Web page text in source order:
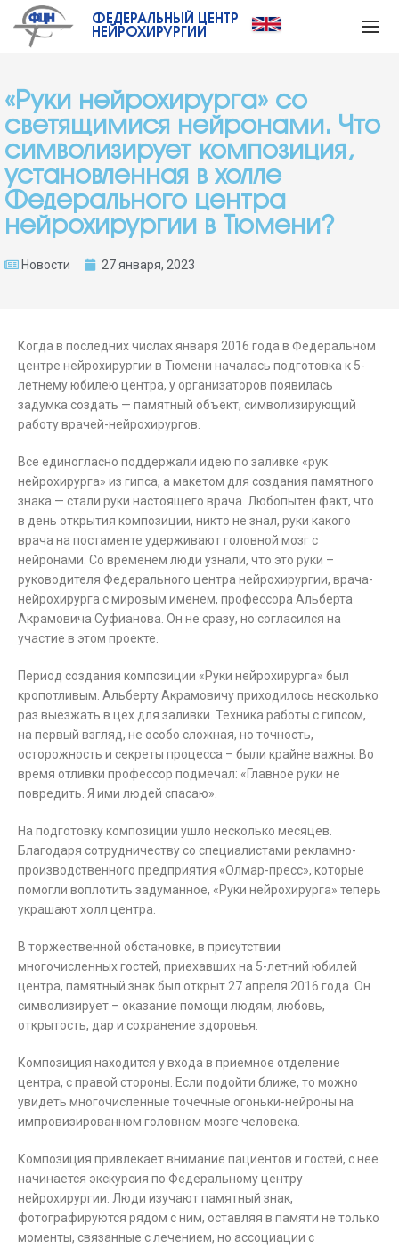
ФЕДЕРАЛЬНЫЙ ЦЕНТР
НЕЙРОХИРУРГИИ
«Руки нейрохирурга» со
светящимися нейронами. Что
символизирует композиция,
установленная в холле
Федерального центра
нейрохирургии в Тюмени?
Новости 27 января, 2023
Когда в последних числах января 2016 года в Федеральном
центре нейрохирургии в Тюмени началась подготовка к 5-
летнему юбилею центра, у организаторов появилась
задумка создать — памятный объект, символизирующий
работу врачей-нейрохирургов.
Все единогласно поддержали идею по заливке «рук
нейрохирурга» из гипса, а макетом для создания памятного
знака — стали руки настоящего врача. Любопытен факт, что
в день открытия композиции, никто не знал, руки какого
врача на постаменте удерживают головной мозг с
нейронами. Со временем люди узнали, что это руки –
руководителя Федерального центра нейрохирургии, врача-
нейрохирурга с мировым именем, профессора Альберта
Акрамовича Суфианова. Он не сразу, но согласился на
участие в этом проекте.
Период создания композиции «Руки нейрохирурга» был
кропотливым. Альберту Акрамовичу приходилось несколько
раз выезжать в цех для заливки. Техника работы с гипсом,
на первый взгляд, не особо сложная, но точность,
осторожность и секреты процесса – были крайне важны. Во
время отливки профессор подмечал: «Главное руки не
повредить. Я ими людей спасаю».
На подготовку композиции ушло несколько месяцев.
Благодаря сотрудничеству со специалистами рекламно-
производственного предприятия «Олмар-пресс», которые
помогли воплотить задуманное, «Руки нейрохирурга» теперь
украшают холл центра.
В торжественной обстановке, в присутствии
многочисленных гостей, приехавших на 5-летний юбилей
центра, памятный знак был открыт 27 апреля 2016 года. Он
символизирует – оказание помощи людям, любовь,
открытость, дар и сохранение здоровья.
Композиция находится у входа в приемное отделение
центра, с правой стороны. Если подойти ближе, то можно
увидеть многочисленные точечные огоньки-нейроны на
импровизированном головном мозге человека.
Композиция привлекает внимание пациентов и гостей, с нее
начинается экскурсия по Федеральному центру
нейрохирургии. Люди изучают памятный знак,
фотографируются рядом с ним, оставляя в памяти не только
моменты, связанные с лечением, но ассоциации с